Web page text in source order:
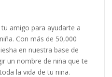
amigo para ayudarte a
Con más de 50,000
en nuestra base de
un nombre de niña que te
la vida de tu niña.